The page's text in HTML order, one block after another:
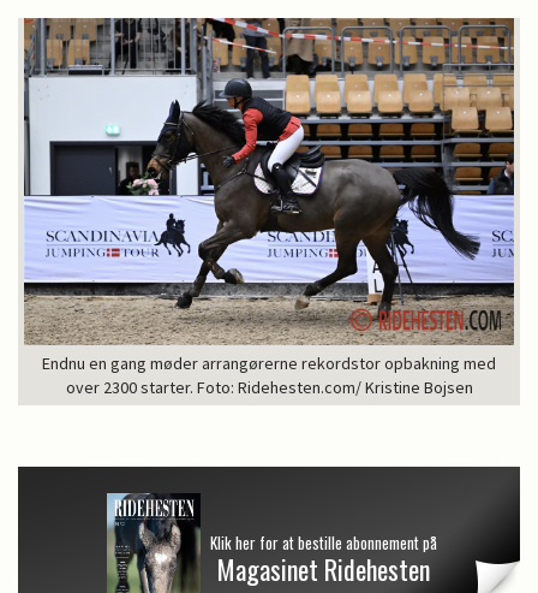
Endnu en gang møder arrangørerne rekordstor opbakning med
over 2300 starter. Foto: Ridehesten.com/ Kristine Bojsen
Klik her for at bestille abonnement på
Magasinet Ridehesten